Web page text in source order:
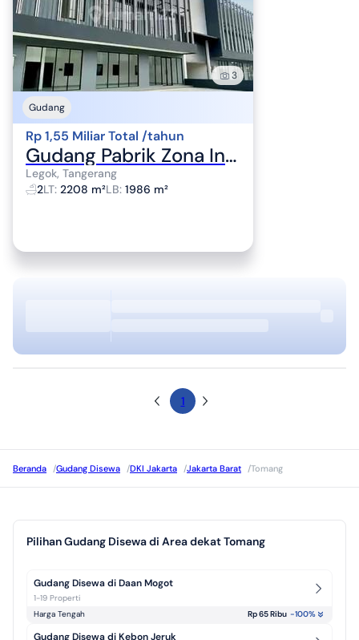
3
Gudang
Rp 1,55 Miliar Total /tahun
Gudang Pabrik Zona Industri Strategis Legok Tangerang Luas 1896M2
Legok, Tangerang
2LT: 2208 m²LB: 1986 m²
1
Beranda /Gudang Disewa /DKI Jakarta /Jakarta Barat /Tomang
Pilihan Gudang Disewa di Area dekat Tomang
Gudang Disewa di Daan Mogot
1-19 Properti
Harga Tengah
Rp 65 Ribu -100%
Gudang Disewa di Kebon Jeruk